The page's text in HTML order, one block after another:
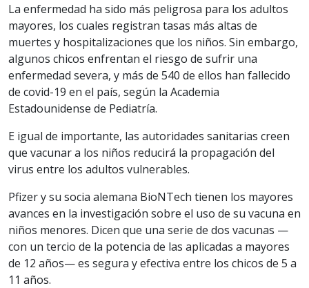
La enfermedad ha sido más peligrosa para los adultos
mayores, los cuales registran tasas más altas de
muertes y hospitalizaciones que los niños. Sin embargo,
algunos chicos enfrentan el riesgo de sufrir una
enfermedad severa, y más de 540 de ellos han fallecido
de covid-19 en el país, según la Academia
Estadounidense de Pediatría.
E igual de importante, las autoridades sanitarias creen
que vacunar a los niños reducirá la propagación del
virus entre los adultos vulnerables.
Pfizer y su socia alemana BioNTech tienen los mayores
avances en la investigación sobre el uso de su vacuna en
niños menores. Dicen que una serie de dos vacunas —
con un tercio de la potencia de las aplicadas a mayores
de 12 años— es segura y efectiva entre los chicos de 5 a
11 años.